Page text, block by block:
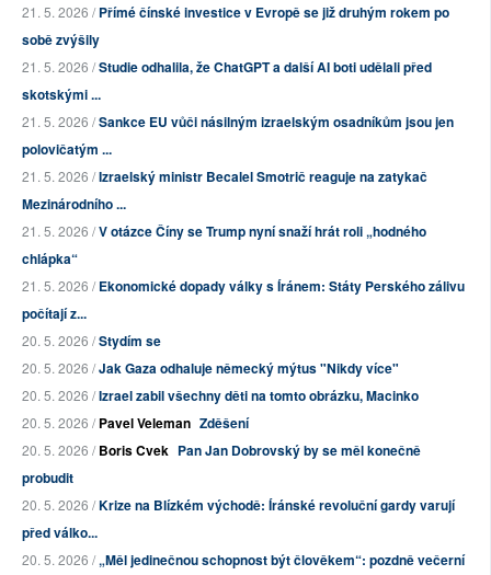
21. 5. 2026 /Přímé čínské investice v Evropě se již druhým rokem po
sobě zvýšily
21. 5. 2026 /Studie odhalila, že ChatGPT a další AI boti udělali před
skotskými ...
21. 5. 2026 /Sankce EU vůči násilným izraelským osadníkům jsou jen
polovičatým ...
21. 5. 2026 /Izraelský ministr Becalel Smotrič reaguje na zatykač
Mezinárodního ...
21. 5. 2026 /V otázce Číny se Trump nyní snaží hrát roli „hodného
chlápka“
21. 5. 2026 /Ekonomické dopady války s Íránem: Státy Perského zálivu
počítají z...
20. 5. 2026 /Stydím se
20. 5. 2026 /Jak Gaza odhaluje německý mýtus "Nikdy více"
20. 5. 2026 /Izrael zabil všechny děti na tomto obrázku, Macinko
20. 5. 2026 /Pavel Veleman Zděšení
20. 5. 2026 /Boris Cvek Pan Jan Dobrovský by se měl konečně
probudit
20. 5. 2026 /Krize na Blízkém východě: Íránské revoluční gardy varují
před válko...
20. 5. 2026 /„Měl jedinečnou schopnost být člověkem“: pozdně večerní